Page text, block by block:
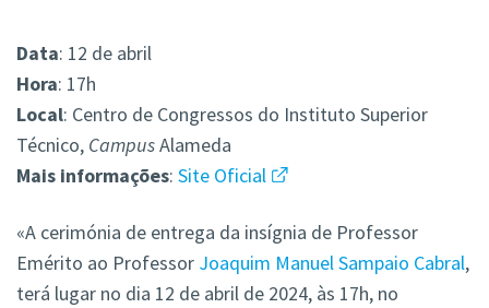
Data: 12 de abril
Hora: 17h
Local: Centro de Congressos do Instituto Superior
Técnico, CampusAlameda
Mais informações: Site Oficial
«A cerimónia de entrega da insígnia de Professor
Emérito ao Professor Joaquim Manuel Sampaio Cabral,
terá lugar no dia 12 de abril de 2024, às 17h, no